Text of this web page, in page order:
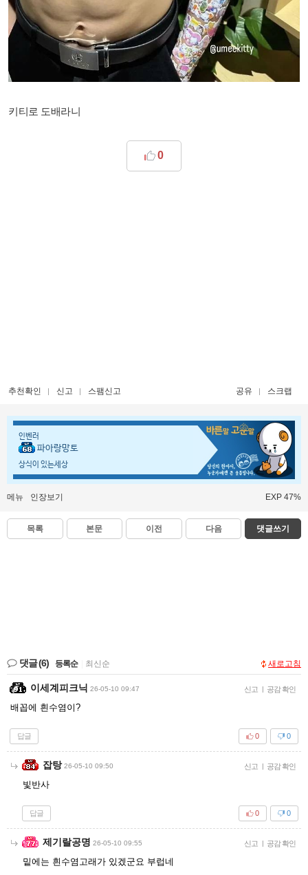
키티로 도배라니
0
추천확인 신고 스팸신고 공유 스크랩
인벤러
파아랑망토
상식이 있는세상
메뉴 인장보기 EXP 47%
목록 본문 이전 다음 댓글쓰기
댓글(6) 등록순 최신순 새로고침
이세계피크닉 26-05-10 09:47 신고 | 공감 확인
배꼽에 흰수염이?
답글 0
0
잡탕 26-05-10 09:50 신고 | 공감 확인
빛반사
답글 0
0
제기랄공명 26-05-10 09:55 신고 | 공감 확인
밑에는 흰수염고래가 있겠군요 부럽네